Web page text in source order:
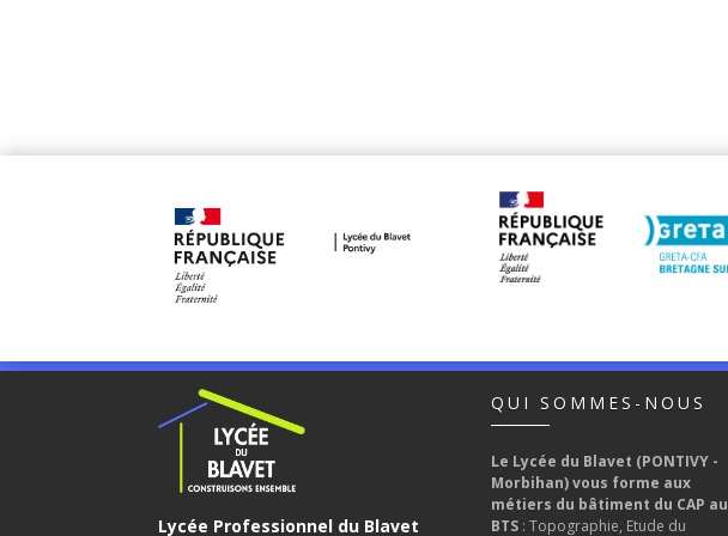
Lycée Professionnel du Blavet
QUI SOMMES-NOUS
Le Lycée du Blavet (PONTIVY -
Morbihan) vous forme aux
métiers du bâtiment du CAP au
BTS : Topographie, Etude du